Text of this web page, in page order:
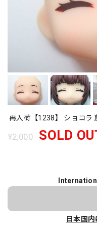
再入荷【1238】 ショコ
¥2,000 SOLD
日本国